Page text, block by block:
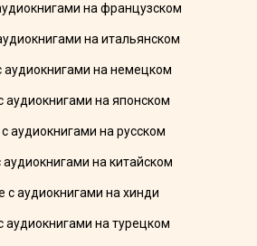
на французском
на итальянском
аудиокнигами на немецком
аудиокнигами на японском
с аудиокнигами на русском
аудиокнигами на китайском
с аудиокнигами на хинди
аудиокнигами на турецком